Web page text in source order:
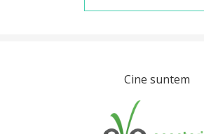
Cine suntem